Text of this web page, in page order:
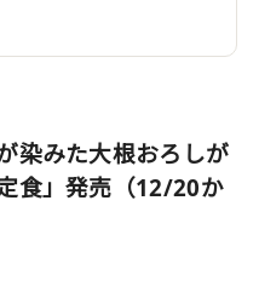
染みた大根おろしが
食」発売（12/20か